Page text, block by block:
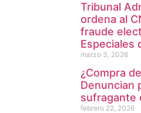
Tribunal
ordena al
fraude
Especiales
marzo 3, 2026
¿Compra
Denuncian
sufragante
febrero 22, 2026